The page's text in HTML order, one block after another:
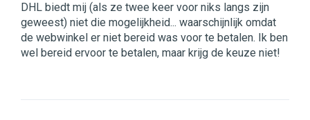
DHL biedt mij (als ze twee keer voor niks langs zijn
geweest) niet die mogelijkheid... waarschijnlijk omdat
de webwinkel er niet bereid was voor te betalen. Ik ben
wel bereid ervoor te betalen, maar krijg de keuze niet!